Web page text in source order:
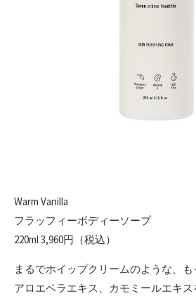
Warm Vanilla
フラッフィーボディーソープ
220ml 3,960円（税込）
まるでホイップクリームのような、
アロエベラエキス、カモミールエキ